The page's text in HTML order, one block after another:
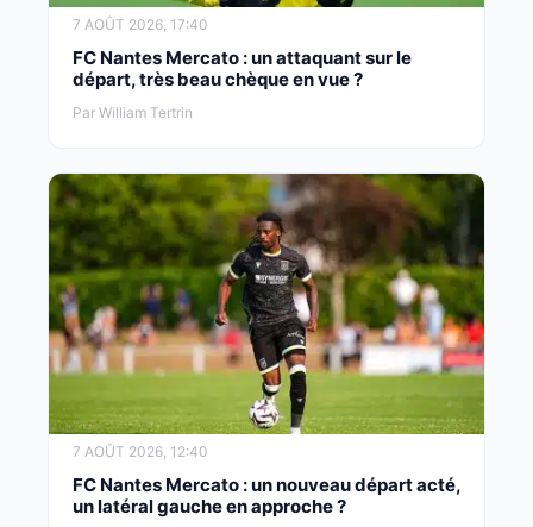
7 AOÛT 2026, 17:40
FC Nantes Mercato : un attaquant sur le
départ, très beau chèque en vue ?
Par William Tertrin
7 AOÛT 2026, 12:40
FC Nantes Mercato : un nouveau départ acté,
un latéral gauche en approche ?